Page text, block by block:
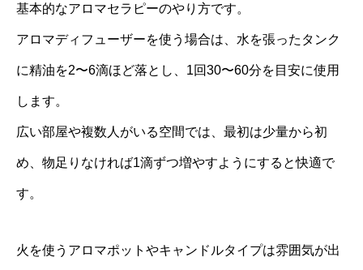
基本的なアロマセラピーのやり方です。
アロマディフューザーを使う場合は、水を張ったタンク
に精油を2〜6滴ほど落とし、1回30〜60分を目安に使用
します。
広い部屋や複数人がいる空間では、最初は少量から初
め、物足りなければ1滴ずつ増やすようにすると快適で
す。
火を使うアロマポットやキャンドルタイプは雰囲気が出